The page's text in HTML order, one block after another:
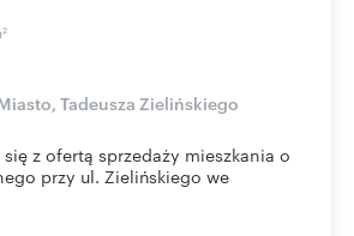
2
Tadeusza Zielińskiego
z ofertą sprzedaży mieszkania o
przy ul. Zielińskiego we